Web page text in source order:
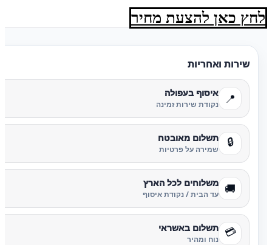
לחץ כאן להצעת מחיר
שירות ואחריות
📍 איסוף בעפולה
נקודת שירות זמינה
🔒 תשלום מאובטח
שמירה על פרטיות
🚚 משלוחים לכל הארץ
עד הבית / נקודת איסוף
💳 תשלום באשראי
נוח ומהיר